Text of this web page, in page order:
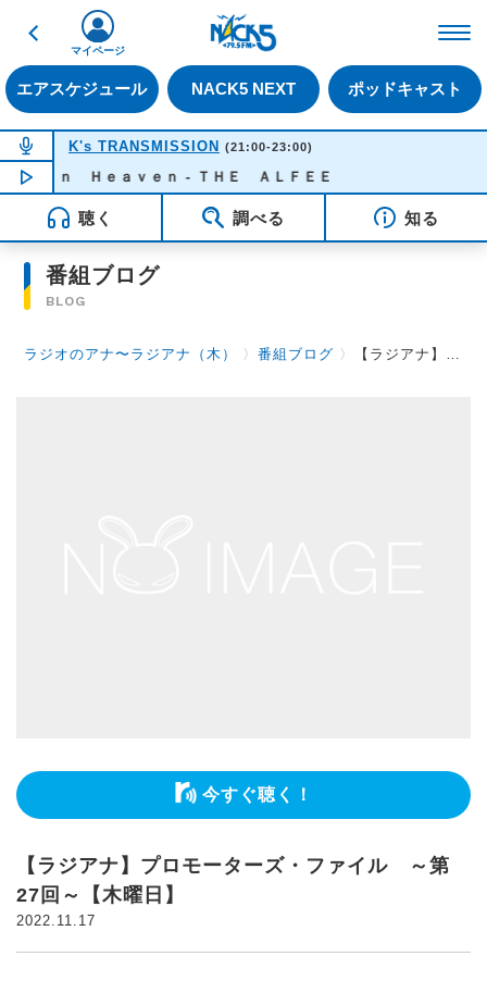
戻る
エアスケジュール NACK5 NEXT ポッドキャスト
マイページ
NOW ON AIR
K's TRANSMISSION (21:00-23:00)
NOW PLAYING 22:31
ｎ Ｈｅａｖｅｎ - ＴＨＥ ＡＬＦＥＥ
聴く 調べる 知る
番組ブログ
BLOG
ラジオのアナ〜ラジアナ（木） 〉番組ブログ 〉 【ラジアナ】プロモーターズ・ファイル ～第27回～【木曜日】
今すぐ聴く！
【ラジアナ】プロモーターズ・ファイル ～第
27回～【木曜日】
2022.11.17